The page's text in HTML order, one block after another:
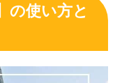
の使い方と